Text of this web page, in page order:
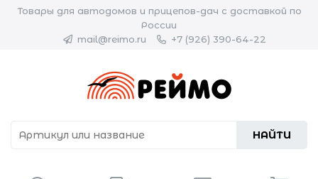
Товары для автодомов и прицепов-дач с доставкой по
России
mail@reimo.ru
+7 (926) 390-64-22
НАЙТИ